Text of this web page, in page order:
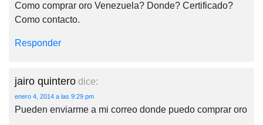
Como comprar oro Venezuela? Donde? Certificado?
Como contacto.
Responder
jairo quintero dice:
enero 4, 2014 a las 9:29 pm
Pueden enviarme a mi correo donde puedo comprar oro